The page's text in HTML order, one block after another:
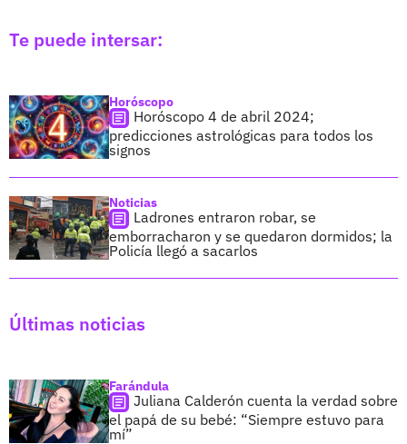
Te puede intersar:
Horóscopo
Horóscopo 4 de abril 2024;
predicciones astrológicas para todos los
signos
Noticias
Ladrones entraron robar, se
emborracharon y se quedaron dormidos; la
Policía llegó a sacarlos
Últimas noticias
Farándula
Juliana Calderón cuenta la verdad sobre
el papá de su bebé: “Siempre estuvo para
mí”